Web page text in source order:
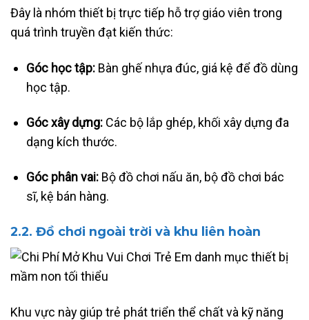
Đây là nhóm thiết bị trực tiếp hỗ trợ giáo viên trong
quá trình truyền đạt kiến thức:
Góc học tập: Bàn ghế nhựa đúc, giá kệ để đồ dùng
học tập.
Góc xây dựng: Các bộ lắp ghép, khối xây dựng đa
dạng kích thước.
Góc phân vai: Bộ đồ chơi nấu ăn, bộ đồ chơi bác
sĩ, kệ bán hàng.
2.2. Đồ chơi ngoài trời và khu liên hoàn
Khu vực này giúp trẻ phát triển thể chất và kỹ năng